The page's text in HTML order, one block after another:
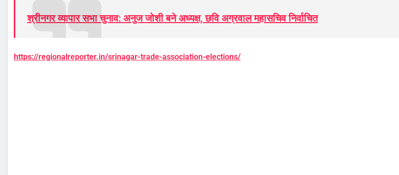
श्रीनगर व्यापार सभा चुनाव: अनुज जोशी बने अध्यक्ष, छवि अग्रवाल महासचिव निर्वाचित
https://regionalreporter.in/srinagar-trade-association-elections/